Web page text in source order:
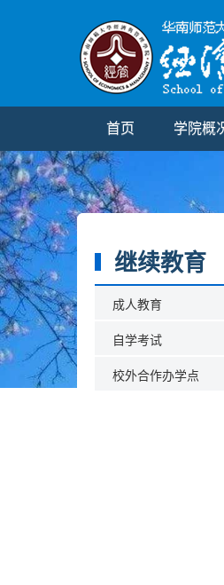
首页 学院概
继续教育
成人教育
自学考试
校外合作办学点